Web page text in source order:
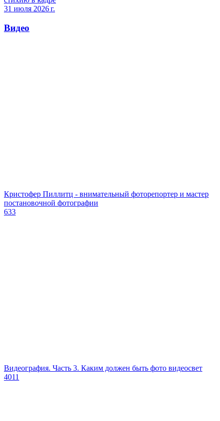
31 июля 2026 г.
Видео
Кристофер Пиллитц - внимательный фоторепортер и мастер
постановочной фотографии
633
Видеография. Часть 3. Каким должен быть фото видеосвет
4011